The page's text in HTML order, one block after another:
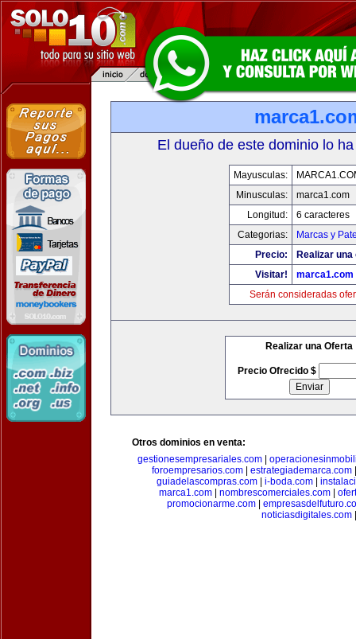
El dueño de este dominio lo
Mayusculas:
Minusculas:
marca1.com
Longitud:
6 caracteres
Categorias:
Marcas y
Precio:
Realizar
Visitar!
marca1.com
Serán consideradas
Realizar una Oferta
Precio Ofrecido $
Otros dominios en venta:
gestionesempresariales.com
foroempresarios.com| estrategiademarca.com
guiadelascompras.com
i-boda.com
marca1.com| nombrescomerciales.com|
promocionarme.com|
noticiasdigitales.com